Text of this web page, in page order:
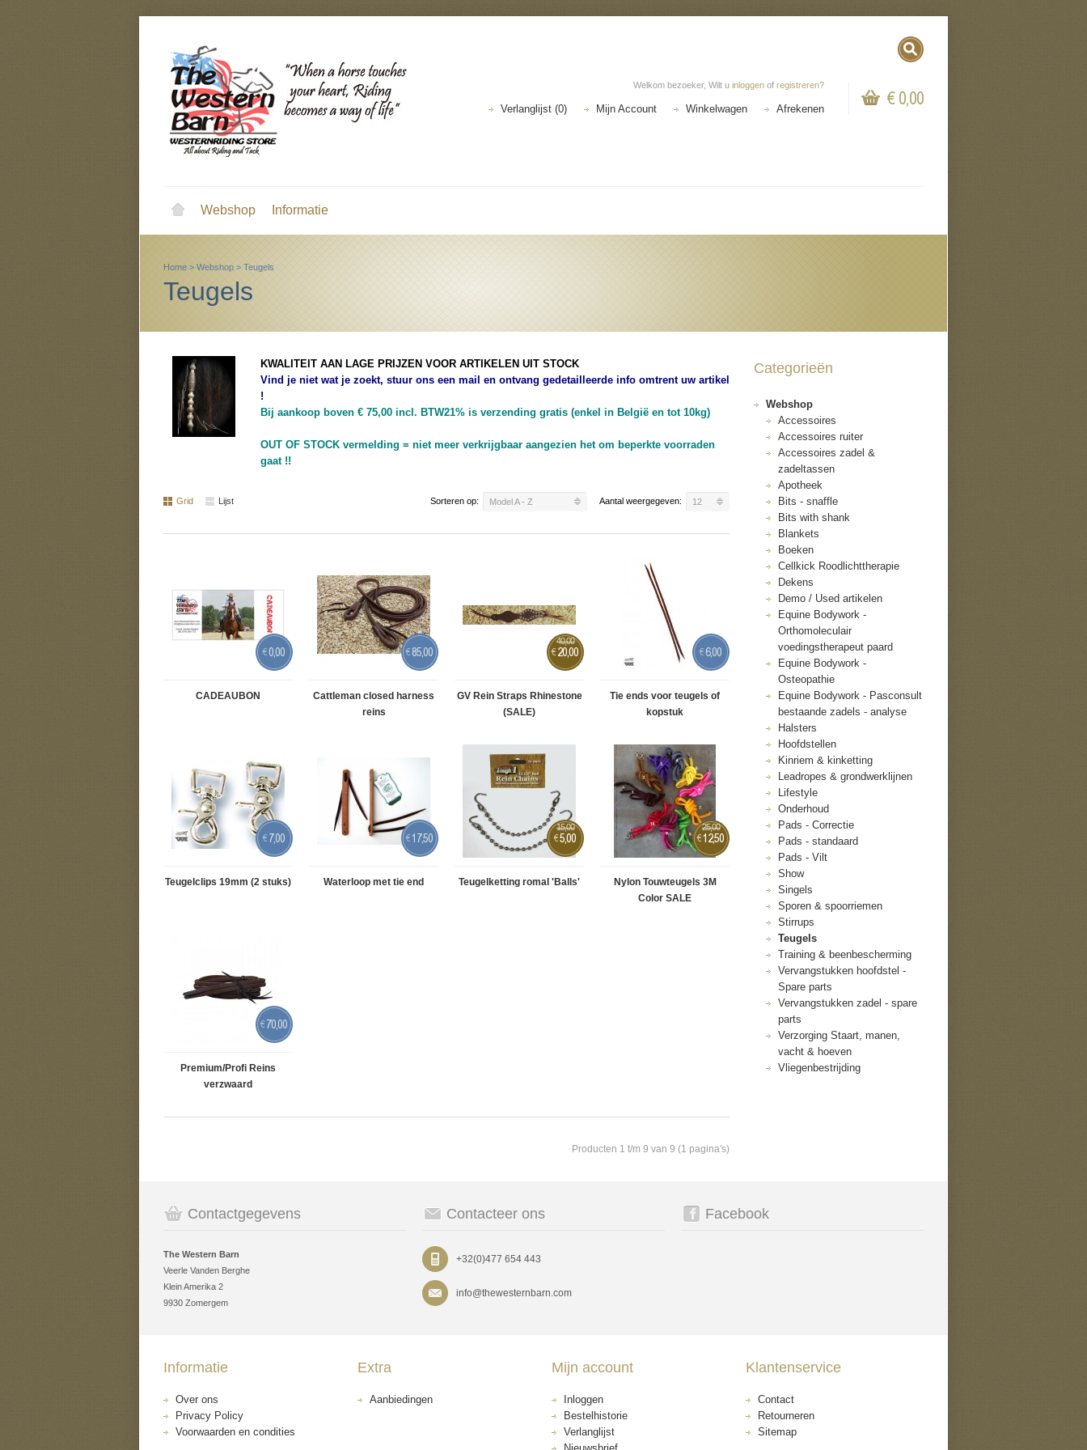
€ 0,00
Welkom bezoeker, Wilt u inloggen of registreren?
Verlanglijst (0) Mijn Account Winkelwagen Afrekenen
Webshop Informatie
Home > Webshop > Teugels
Teugels
KWALITEIT AAN LAGE PRIJZEN VOOR ARTIKELEN UIT STOCK
Vind je niet wat je zoekt, stuur ons een mail en ontvang gedetailleerde info omtrent uw artikel
!
Bij aankoop boven € 75,00 incl. BTW21% is verzending gratis (enkel in België en tot 10kg)
OUT OF STOCK vermelding = niet meer verkrijgbaar aangezien het om beperkte voorraden
gaat !!
Sorteren op: Model A - Z Aantal weergegeven: 12
Grid Lijst
CADEAUBON
€0,00
Cattleman closed harness
reins
€85,00
GV Rein Straps Rhinestone
(SALE)
40,00
€20,00
Tie ends voor teugels of
kopstuk
€6,00
Teugelclips 19mm (2 stuks)
€7,00
Waterloop met tie end
€17,50
Teugelketting romal 'Balls'
15,00
€5,00
Nylon Touwteugels 3M
Color SALE
25,00
€12,50
Premium/Profi Reins
verzwaard
€70,00
Producten 1 t/m 9 van 9 (1 pagina's)
Categorieën
Webshop
Accessoires
Accessoires ruiter
Accessoires zadel &
zadeltassen
Apotheek
Bits - snaffle
Bits with shank
Blankets
Boeken
Cellkick Roodlichttherapie
Dekens
Demo / Used artikelen
Equine Bodywork -
Orthomoleculair
voedingstherapeut paard
Equine Bodywork -
Osteopathie
Equine Bodywork - Pasconsult
bestaande zadels - analyse
Halsters
Hoofdstellen
Kinriem & kinketting
Leadropes & grondwerklijnen
Lifestyle
Onderhoud
Pads - Correctie
Pads - standaard
Pads - Vilt
Show
Singels
Sporen & spoorriemen
Stirrups
Teugels
Training & beenbescherming
Vervangstukken hoofdstel -
Spare parts
Vervangstukken zadel - spare
parts
Verzorging Staart, manen,
vacht & hoeven
Vliegenbestrijding
Contactgegevens
The Western Barn
Veerle Vanden Berghe
Klein Amerika 2
9930 Zomergem
Contacteer ons
+32(0)477 654 443
info@thewesternbarn.com
Facebook
Informatie
Over ons
Privacy Policy
Voorwaarden en condities
Extra
Aanbiedingen
Mijn account
Inloggen
Bestelhistorie
Verlanglijst
Klantenservice
Contact
Retourneren
Sitemap